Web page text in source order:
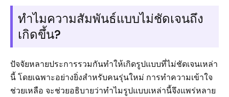
ทำไมความสัมพันธ์แบบไม่ชัดเจนถึง
เกิดขึ้น?
ปัจจัยหลายประการรวมกันทำให้เกิดรูปแบบที่ไม่ชัดเจนเหล่า
นี้ โดยเฉพาะอย่างยิ่งสำหรับคนรุ่นใหม่ การทำความเข้าใจ
ช่วยเหลือ จะช่วยอธิบายว่าทำไมรูปแบบเหล่านี้จึงแพร่หลาย